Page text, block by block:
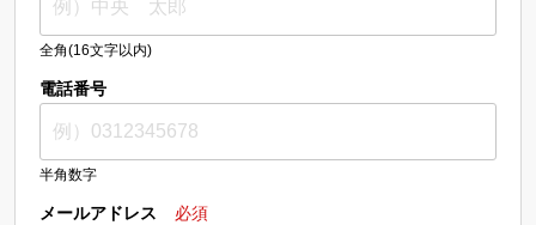
全角(16文字以内)
電話番号
半角数字
メールアドレス 必須